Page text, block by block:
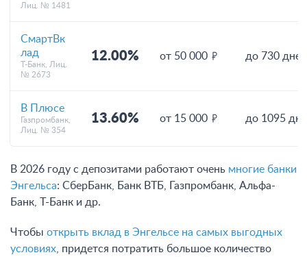
Лиц. № 1481
СмартВк
лад
Т-Банк, Лиц.
№ 2673
12.00% от 50 000 до 730 дней
В Плюсе
Газпромбанк,
Лиц. № 354
13.60% от 15 000 до 1095
В 2026 году с депозитами работают очень многие банки
Энгельса: СберБанк, Банк ВТБ, Газпромбанк, Альфа-
Банк, Т-Банк и др.
Чтобы открыть вклад в Энгельсе на самых выгодных
условиях , придется потратить большое количество